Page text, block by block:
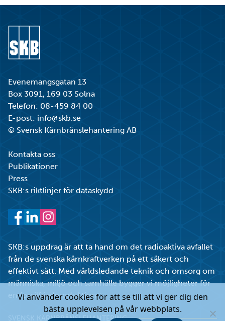
Evenemangsgatan 13
Box 3091, 169 03 Solna
Telefon: 08-459 84 00
E-post: info@skb.se
© Svensk Kärnbränslehantering AB
Kontakta oss
Publikationer
Press
SKB:s riktlinjer för dataskydd
SKB:s uppdrag är att ta hand om det radioaktiva avfallet
från de svenska kärnkraftverken på ett säkert och
effektivt sätt. Med världsledande teknik och omsorg om
människa, miljö och samhälle bygger vi möjligheter för
en fossilfri elproduktion.
SVENSK KÄRNBRÄNSLEHANTERING
Vi använder cookies för att se till att vi ger dig den
bästa upplevelsen på vår webbplats.